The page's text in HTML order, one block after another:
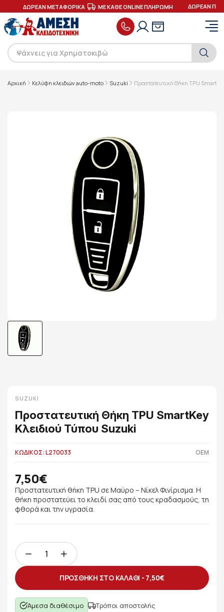
ΔΩΡΕΑΝ ΜΕΤΑΦΟΡΙΚΑ ΜΕ ΚΑΘΕ ONLINE ΠΛΗΡΩΜΗ ΔΩΡΕΑΝ
Αρχική Κελύφη κλειδιών auto-moto Suzuki Προστατευτική Θήκη TPU
SUZUKI
Προστατευτική Θήκη TPU SmartKey
Κλειδιού Τύπου Suzuki
ΚΩΔΙΚΟΣ: L270033 OEM
7,50€
Προστατευτική θήκη TPU σε Μαύρο – Νίκελ Φινίρισμα. Η
θήκη προστατεύει το κλειδί σας από τους κραδασμούς, τη
φθορά και την υγρασία.
ΠΡΟΣΘΗΚΗ ΣΤΟ ΚΑΛΑΘΙ - 7,50€
Άμεσα διαθέσιμο
Τρόποι αποστολής